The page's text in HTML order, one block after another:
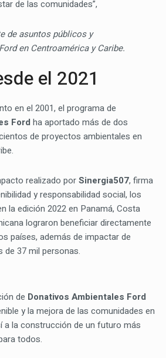
de las comunidades”,
de asuntos públicos y
en Centroamérica y Caribe.
el 2021
en el 2001, el programa de
Ford ha aportado más de dos
de proyectos ambientales en
realizado porSinergia507, firma
y responsabilidad social, los
la edición 2022 en Panamá, Costa
lograron beneficiar directamente
países, además de impactar de
de 37 mil personas.
de Donativos Ambientales Ford
y la mejora de las comunidades en
a la construcción de un futuro más
todos.